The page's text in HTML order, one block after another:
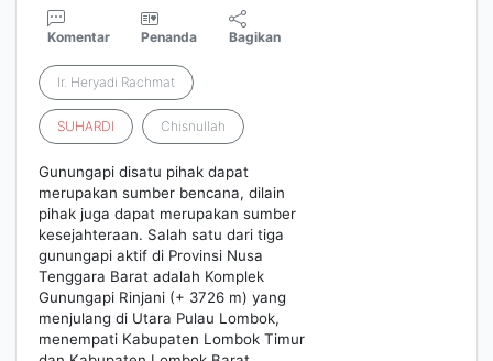
Komentar Penanda Bagikan
Ir. Heryadi Rachmat
SUHARDI Chisnullah
Gunungapi disatu pihak dapat
merupakan sumber bencana, dilain
pihak juga dapat merupakan sumber
kesejahteraan. Salah satu dari tiga
gunungapi aktif di Provinsi Nusa
Tenggara Barat adalah Komplek
Gunungapi Rinjani (+ 3726 m) yang
menjulang di Utara Pulau Lombok,
menempati Kabupaten Lombok Timur